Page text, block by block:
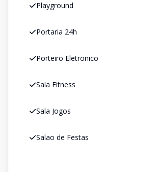
Playground
Portaria 24h
Porteiro Eletronico
Sala Fitness
Sala Jogos
Salao de Festas